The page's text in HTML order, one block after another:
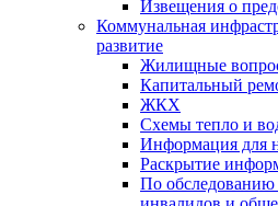
Извещения о
Коммунальная
развитие
Жилищные
Капитальный
ЖКХ
Схемы тепло и
Информация для
Раскрытие
По